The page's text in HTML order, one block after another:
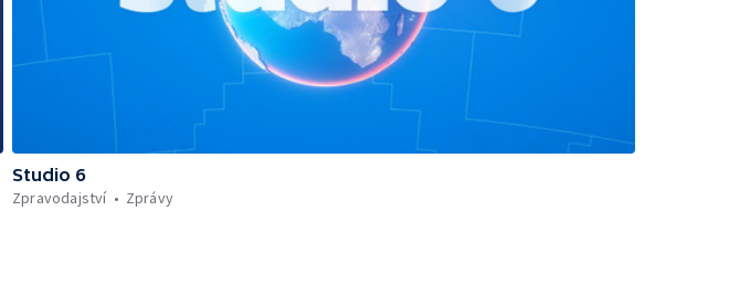
Studio 6
Zpravodajství
Zprávy